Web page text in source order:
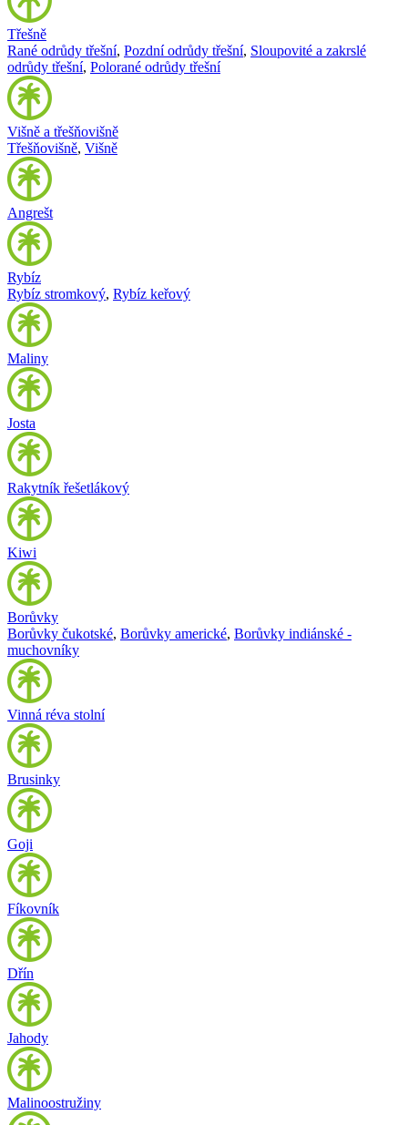
Třešně
Rané odrůdy třešní, Pozdní odrůdy třešní, Sloupovité a zakrslé
odrůdy třešní, Polorané odrůdy třešní
Višně a třešňovišně
Třešňovišně, Višně
Angrešt
Rybíz
Rybíz stromkový, Rybíz keřový
Maliny
Josta
Rakytník řešetlákový
Kiwi
Borůvky
Borůvky čukotské, Borůvky americké, Borůvky indiánské -
muchovníky
Vinná réva stolní
Brusinky
Goji
Fíkovník
Dřín
Jahody
Malinoostružiny